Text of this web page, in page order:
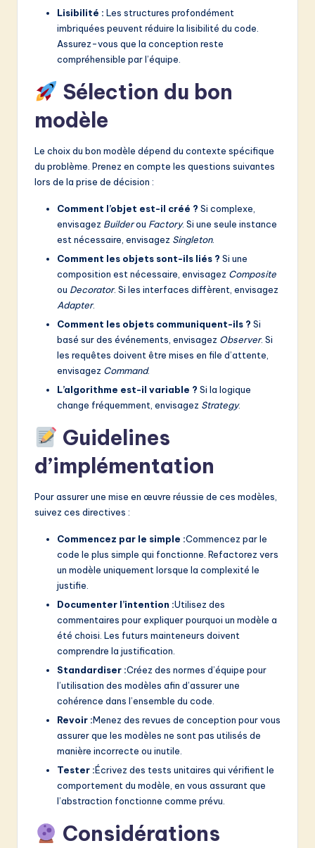
Lisibilité : Les structures profondément
imbriquées peuvent réduire la lisibilité du code.
Assurez-vous que la conception reste
compréhensible par l’équipe.
Sélection du bon
modèle
Le choix du bon modèle dépend du contexte spécifique
du problème. Prenez en compte les questions suivantes
lors de la prise de décision :
Comment l’objet est-il créé ? Si complexe,
envisagez Builderou Factory. Si une seule instance
est nécessaire, envisagez Singleton.
Comment les objets sont-ils liés ? Si une
composition est nécessaire, envisagez Composite
ou Decorator. Si les interfaces diffèrent, envisagez
Adapter.
Comment les objets communiquent-ils ? Si
basé sur des événements, envisagez Observer. Si
les requêtes doivent être mises en file d’attente,
envisagez Command.
L’algorithme est-il variable ? Si la logique
change fréquemment, envisagez Strategy.
Guidelines
d’implémentation
Pour assurer une mise en œuvre réussie de ces modèles,
suivez ces directives :
Commencez par le simple :Commencez par le
code le plus simple qui fonctionne. Refactorez vers
un modèle uniquement lorsque la complexité le
justifie.
Documenter l’intention :Utilisez des
commentaires pour expliquer pourquoi un modèle a
été choisi. Les futurs mainteneurs doivent
comprendre la justification.
Standardiser :Créez des normes d’équipe pour
l’utilisation des modèles afin d’assurer une
cohérence dans l’ensemble du code.
Revoir :Menez des revues de conception pour vous
assurer que les modèles ne sont pas utilisés de
manière incorrecte ou inutile.
Tester :Écrivez des tests unitaires qui vérifient le
comportement du modèle, en vous assurant que
l’abstraction fonctionne comme prévu.
Considérations